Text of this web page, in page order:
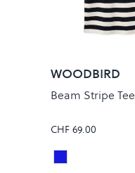
WOODBIRD
Beam Stripe Tee
CHF 69.00
Colour
Dark Navy